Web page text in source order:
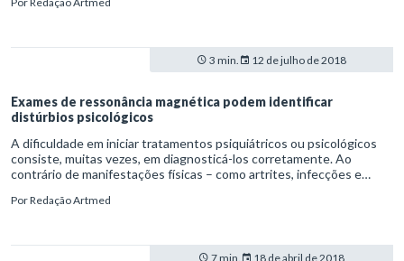
notícia é que os exames de ressonância magnética (RM) têm se
3 min. 12 de julho de 2018
Exames de ressonância magnética podem identificar
distúrbios psicológicos
A dificuldade em iniciar tratamentos psiquiátricos ou psicológicos
consiste, muitas vezes, em diagnosticá-los corretamente. Ao
contrário de manifestações físicas – como artrites, infecções e
de diagnóstico precisos. Mas isso pode estar prestes a mudar.
PorRedação Artmed
7 min. 18 de abril de 2018